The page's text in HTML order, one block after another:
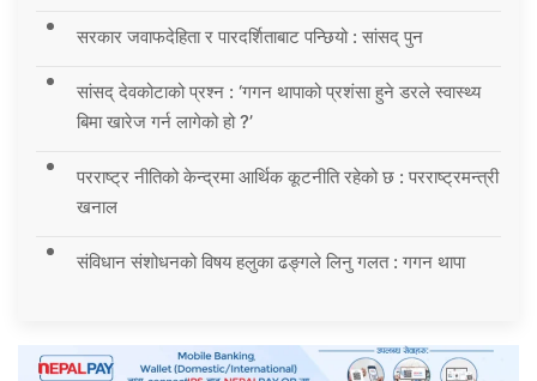
सरकार जवाफदेहिता र पारदर्शिताबाट पन्छियो : सांसद् पुन
सांसद् देवकोटाको प्रश्न : ‘गगन थापाको प्रशंसा हुने डरले स्वास्थ्य
बिमा खारेज गर्न लागेको हो ?’
परराष्ट्र नीतिको केन्द्रमा आर्थिक कूटनीति रहेको छ : परराष्ट्रमन्त्री
खनाल
संविधान संशोधनको विषय हलुका ढङ्गले लिनु गलत : गगन थापा